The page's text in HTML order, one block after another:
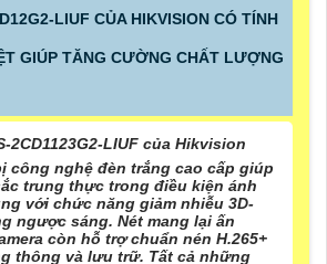
LIUF CỦA HIKVISION CÓ TÍNH
GIÚP TĂNG CƯỜNG CHẤT LƯỢNG
2CD1123G2-LIUF của Hikvision
công nghệ đèn trắng cao cấp giúp
trung thực trong điều kiện ánh
với chức năng giảm nhiễu 3D-
ngược sáng. Nét mang lại ấn
còn hỗ trợ chuẩn nén H.265+
thông và lưu trữ. Tất cả những